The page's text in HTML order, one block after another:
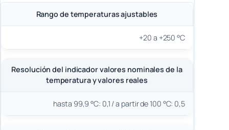
Rango de temperaturas ajustables
+20 a +250 °C
Resolución del indicador valores nominales de la
temperatura y valores reales
hasta 99,9 °C: 0,1 / a partir de 100 °C: 0,5